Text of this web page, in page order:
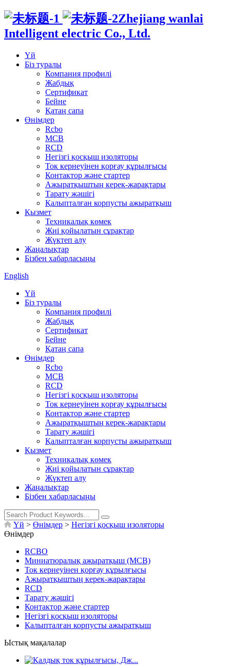
Zhejiang wanlai
Intelligent electric Co., Ltd.
Үй
Біз туралы
Компания профилі
Жабдық
Сертификат
Бейне
Қатаң сапа
Өнімдер
Rcbo
MCB
RCD
Негізгі қосқыш изоляторы
Ток кернеуінен қорғау құрылғысы
Контактор және стартер
Ажыратқыштың керек-жарақтары
Тарату жәшігі
Қалыпталған корпусты ажыратқыш
Қызмет
Техникалық көмек
Жиі қойылатын сұрақтар
Жүктеп алу
Жаңалықтар
Бізбен хабарласыңы
English
Үй
Біз туралы
Компания профилі
Жабдық
Сертификат
Бейне
Қатаң сапа
Өнімдер
Rcbo
MCB
RCD
Негізгі қосқыш изоляторы
Ток кернеуінен қорғау құрылғысы
Контактор және стартер
Ажыратқыштың керек-жарақтары
Тарату жәшігі
Қалыпталған корпусты ажыратқыш
Қызмет
Техникалық көмек
Жиі қойылатын сұрақтар
Жүктеп алу
Жаңалықтар
Бізбен хабарласыңы
Үй > Өнімдер > Негізгі қосқыш изоляторы
Өнімдер
RCBO
Миниатюралық ажыратқыш (MCB)
Ток кернеуінен қорғау құрылғысы
Ажыратқыштың керек-жарақтары
RCD
Тарату жәшігі
Контактор және стартер
Негізгі қосқыш изоляторы
Қалыпталған корпусты ажыратқыш
Ыстық мақалалар